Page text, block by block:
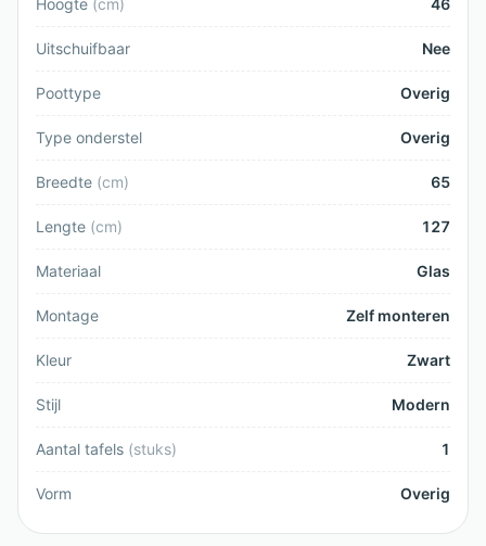
Hoogte (cm) 46
Uitschuifbaar Nee
Poottype Overig
Type onderstel Overig
Breedte (cm) 65
Lengte (cm) 127
Materiaal Glas
Montage Zelf monteren
Kleur Zwart
Stijl Modern
Aantal tafels (stuks) 1
Vorm Overig